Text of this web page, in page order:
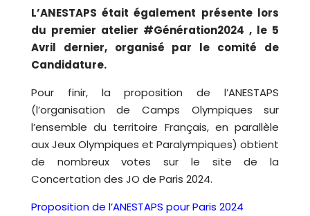
L’ANESTAPS était également présente lors
du premier atelier #Génération2024 , le 5
Avril dernier, organisé par le comité de
Candidature.
Pour finir, la proposition de l’ANESTAPS
(l’organisation de Camps Olympiques sur
l’ensemble du territoire Français, en parallèle
aux Jeux Olympiques et Paralympiques) obtient
de nombreux votes sur le site de la
Concertation des JO de Paris 2024.
Proposition de l’ANESTAPS pour Paris 2024